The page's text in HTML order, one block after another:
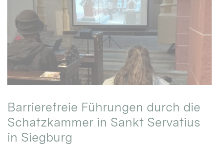
Barrierefreie Führungen durch die
Schatzkammer in Sankt Servatius
in Siegburg